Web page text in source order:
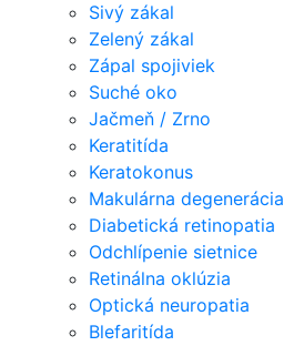
Sivý zákal
Zelený zákal
Zápal spojiviek
Suché oko
Jačmeň / Zrno
Keratitída
Keratokonus
Makulárna degenerácia
Diabetická retinopatia
Odchlípenie sietnice
Retinálna oklúzia
Optická neuropatia
Blefaritída